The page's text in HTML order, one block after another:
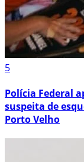
5
Polícia Federal
suspeita de
Porto Velho